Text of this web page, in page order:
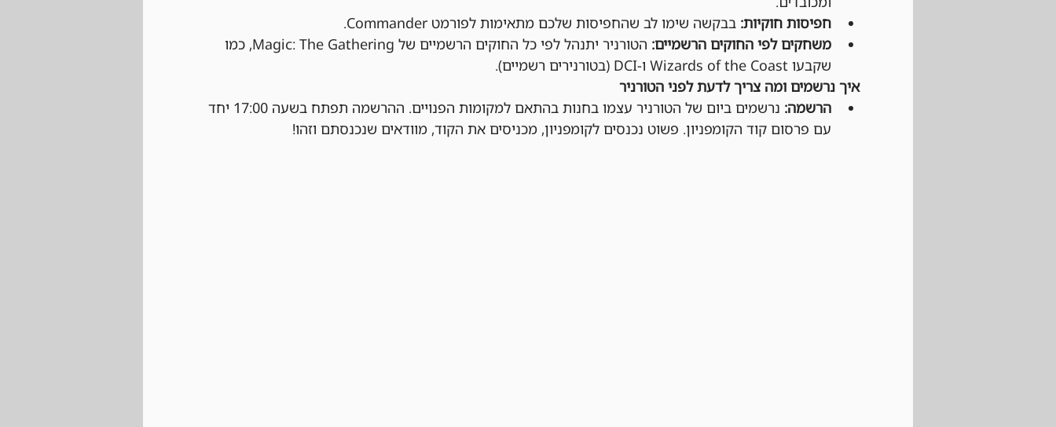
חפיסות חוקיות: בבקשה שימו לב שהחפיסות שלכם מתאימות לפורמט Commander.
משחקים לפי החוקים הרשמיים:
הטורניר יתנהל לפי כל החוקים הרשמיים של Magic: The Gathering, כמו
שקבעו Wizards of the Coast ו-DCI (בטורנירים רשמיים).
איך נרשמים ומה צריך לדעת לפני הטורניר
הרשמה:
נרשמים ביום של הטורניר עצמו בחנות בהתאם למקומות הפנויים. ההרשמה תפתח בשעה 17:00 יחד
עם פרסום קוד הקומפניון. פשוט נכנסים לקומפניון, מכניסים את הקוד, מוודאים שנכנסתם וזהו!